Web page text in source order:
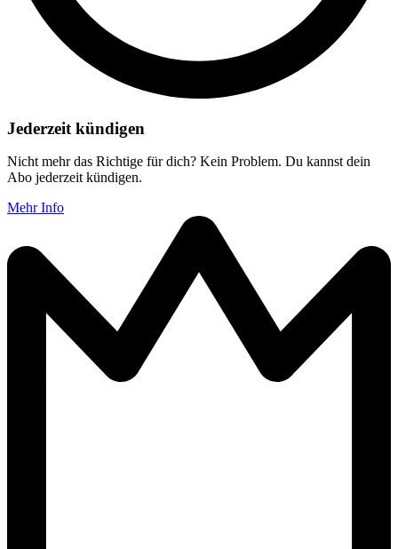
Jederzeit kündigen
Nicht mehr das Richtige für dich? Kein Problem. Du kannst dein
Abo jederzeit kündigen.
Mehr Info